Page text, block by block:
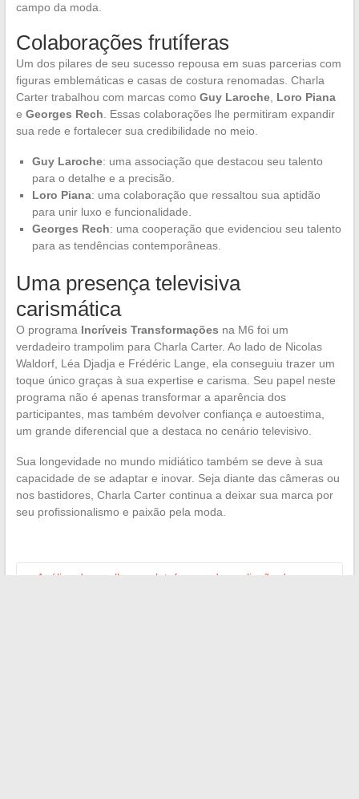
campo da moda.
Colaborações frutíferas
Um dos pilares de seu sucesso repousa em suas parcerias com
figuras emblemáticas e casas de costura renomadas. Charla
Carter trabalhou com marcas como Guy Laroche, Loro Piana
e Georges Rech. Essas colaborações lhe permitiram expandir
sua rede e fortalecer sua credibilidade no meio.
Guy Laroche: uma associação que destacou seu talento
para o detalhe e a precisão.
Loro Piana: uma colaboração que ressaltou sua aptidão
para unir luxo e funcionalidade.
Georges Rech: uma cooperação que evidenciou seu talento
para as tendências contemporâneas.
Uma presença televisiva
carismática
O programa Incríveis Transformações na M6 foi um
verdadeiro trampolim para Charla Carter. Ao lado de Nicolas
Waldorf, Léa Djadja e Frédéric Lange, ela conseguiu trazer um
toque único graças à sua expertise e carisma. Seu papel neste
programa não é apenas transformar a aparência dos
participantes, mas também devolver confiança e autoestima,
um grande diferencial que a destaca no cenário televisivo.
Sua longevidade no mundo midiático também se deve à sua
capacidade de se adaptar e inovar. Seja diante das câmeras ou
nos bastidores, Charla Carter continua a deixar sua marca por
seu profissionalismo e paixão pela moda.
Análise das melhores plataformas de avaliação de